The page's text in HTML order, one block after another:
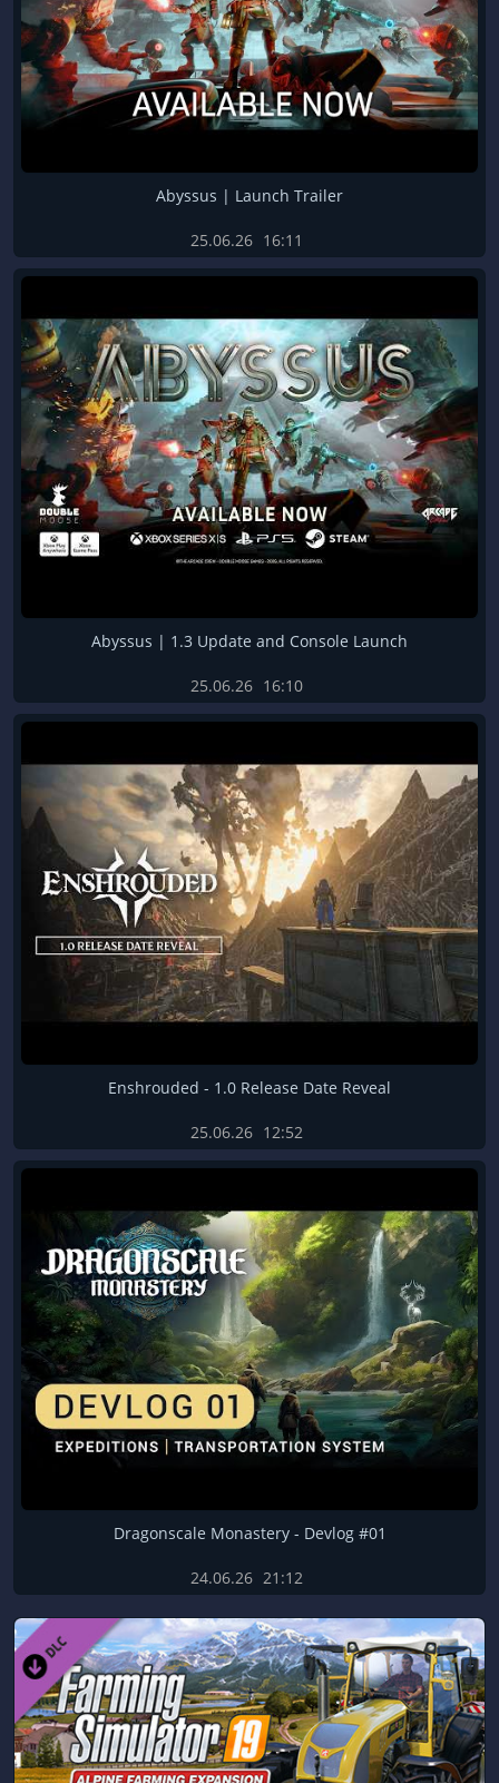
Abyssus | Launch Trailer
25.06.26 16:11
Abyssus | 1.3 Update and Console Launch
25.06.26 16:10
Enshrouded - 1.0 Release Date Reveal
25.06.26 12:52
Dragonscale Monastery - Devlog #01
24.06.26 21:12